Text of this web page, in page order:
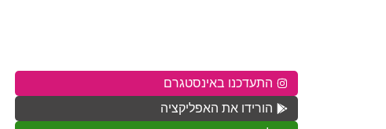
התעדכנו באינסטגרם
הורידו את האפליקציה